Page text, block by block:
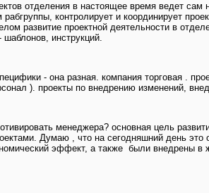
отделения в настоящее время ведет сам
рабгруппы, контролирует и координирует
развитие проектной деятельности в
инструкций.
- она разная. компания торговая .
). проекты по внедрению изменений,
менеджера? основная цель
Думаю , что на сегодняшний день
эффект, а также были внедрены